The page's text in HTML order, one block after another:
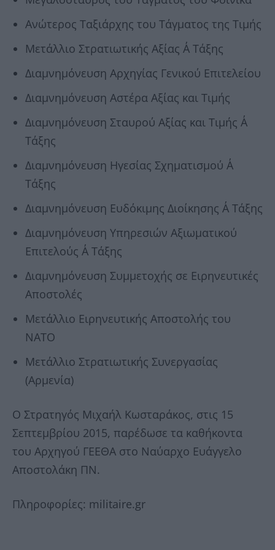
Ανώτερος Ταξιάρχης του Τάγματος της Τιμής
Μετάλλιο Στρατιωτικής Αξίας Α΄ Τάξης
Διαμνημόνευση Αρχηγίας Γενικού Επιτελείου
Διαμνημόνευση Αστέρα Αξίας και Τιμής
Διαμνημόνευση Σταυρού Αξίας και Τιμής Α΄
Τάξης
Διαμνημόνευση Ηγεσίας Σχηματισμού Α΄
Τάξης
Διαμνημόνευση Ευδόκιμης Διοίκησης Α΄ Τάξης
Διαμνημόνευση Υπηρεσιών Αξιωματικού
Επιτελούς Α΄ Τάξης
Διαμνημόνευση Συμμετοχής σε Ειρηνευτικές
Αποστολές
Μετάλλιο Ειρηνευτικής Αποστολής του
ΝΑΤΟ
Μετάλλιο Στρατιωτικής Συνεργασίας
(Αρμενία)
Ο Στρατηγός Μιχαήλ Κωσταράκος, στις 15
Σεπτεμβρίου 2015, παρέδωσε τα καθήκοντα
του Αρχηγού ΓΕΕΘΑ στο Ναύαρχο Ευάγγελο
Αποστολάκη ΠΝ.
Πληροφορίες: militaire.gr